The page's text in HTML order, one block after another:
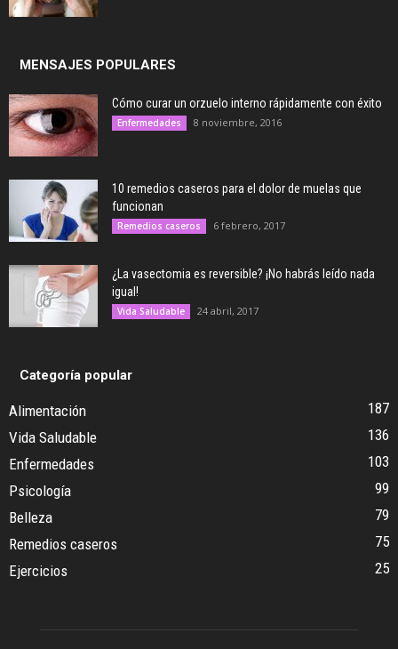
MENSAJES POPULARES
Cómo curar un orzuelo interno rápidamente con éxito
Enfermedades 8 noviembre, 2016
10 remedios caseros para el dolor de muelas que
funcionan
Remedios caseros 6 febrero, 2017
¿La vasectomia es reversible? ¡No habrás leído nada
igual!
Vida Saludable 24 abril, 2017
Categoría popular
Alimentación
187
Vida Saludable
136
Enfermedades
103
Psicología
99
Belleza
79
Remedios caseros
75
Ejercicios
25